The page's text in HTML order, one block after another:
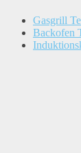
Gasgrill
Backofen